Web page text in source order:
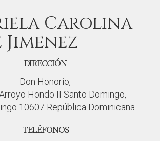
Carolina
Jimenez
DIRECCIÓN
Don Honorio,
Hondo II Santo Domingo,
10607 República Dominicana
TELÉFONOS